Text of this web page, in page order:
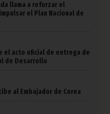
llama a reforzar el
el Plan Nacional de
el acto oficial de entrega de
de Desarrollo
al Embajador de Corea